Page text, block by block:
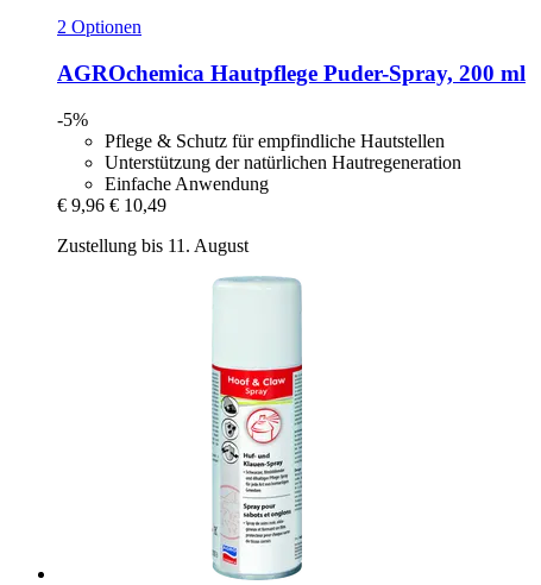
2 Optionen
AGROchemica Hautpflege Puder-​Spray, 200 ml
-5%
Pflege & Schutz für empfindliche Hautstellen
Unterstützung der natürlichen Hautregeneration
Einfache Anwendung
€ 9,96 € 10,49
Zustellung bis 11. August